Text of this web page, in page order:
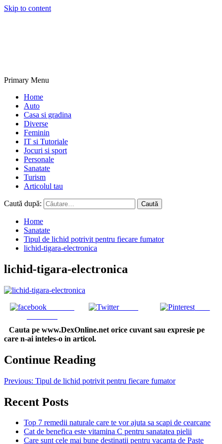
Skip to content
Primary Menu
Home
Auto
Casa si gradina
Diverse
Feminin
IT si Tutoriale
Jocuri si sport
Personale
Sanatate
Turism
Articolul tau
Caută după:
Home
Sanatate
Tipul de lichid potrivit pentru fiecare fumator
lichid-tigara-electronica
lichid-tigara-electronica
Tweet Save
Cauta pe www.DexOnline.net orice cuvant sau expresie pe
care n-ai inteles-o in articol.
Continue Reading
Previous: Tipul de lichid potrivit pentru fiecare fumator
Recent Posts
Top 7 remedii naturale care te vor ajuta sa scapi de cearcane
Cat de benefica este vitamina C pentru sanatatea pielii
Care sunt cele mai bune destinatii pentru vacanta de Paste